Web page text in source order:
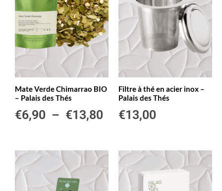
Mate Verde Chimarrao BIO
– Palais des Thés
€6,90 – €13,80
Filtre à thé en acier inox –
Palais des Thés
€13,00